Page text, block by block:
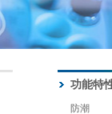
功能特
防潮